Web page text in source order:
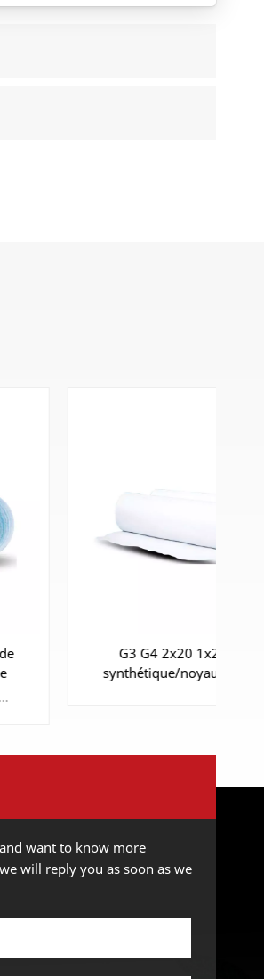
G3 G4 2x20 1x20m fibre
noyau de rouleau
en fibre de verre
PLUS
want to know more
will reply you as soon as we